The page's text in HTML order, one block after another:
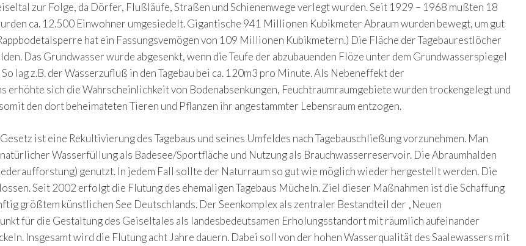
zur Folge, da Dörfer, Flußläufe, Straßen und Schienenwege verlegt wurden. Seit 1929 – 1968 mußten 18
ca. 12.500 Einwohner umgesiedelt. Gigantische 941 Millionen Kubikmeter Abraum wurden bewegt, um gut
hat ein Fassungsvemögen von 109 Millionen Kubikmetern.) Die Fläche der Tagebaurestlöcher
Das Grundwasser wurde abgesenkt, wenn die Teufe der abzubauenden Flöze unter dem Grundwasserspiegel
lag z.B. der Wasserzufluß in den Tagebau bei ca. 120m3 pro Minute. Als Nebeneffekt der
erhöhte sich die Wahrscheinlichkeit von Bodenabsenkungen, Feuchtraumraumgebiete wurden trockengelegt und
den dort beheimateten Tieren und Pflanzen ihr angestammter Lebensraum entzogen.
ist eine Rekultivierung des Tagebaus und seines Umfeldes nach Tagebauschließung vorzunehmen. Man
Wasserfüllung als Badesee/Sportfläche und Nutzung als Brauchwasserreservoir. Die Abraumhalden
genutzt. In jedem Fall sollte der Naturraum so gut wie möglich wieder hergestellt werden. Die
Seit 2002 erfolgt die Flutung des ehemaligen Tagebaus Mücheln. Ziel dieser Maßnahmen ist die Schaffung
größtem künstlichen See Deutschlands. Der Seenkomplex als zentraler Bestandteil der „Neuen
für die Gestaltung des Geiseltales als landesbedeutsamen Erholungsstandort mit räumlich aufeinander
Insgesamt wird die Flutung acht Jahre dauern. Dabei soll von der hohen Wasserqualität des Saalewassers mit